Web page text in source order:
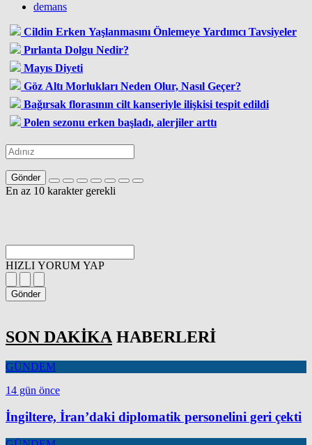
demans
Cildin Erken Yaşlanmasını Önlemeye Yardımcı Tavsiyeler
Pırlanta Dolgu Nedir?
Mayıs Diyeti
Göz Altı Morlukları Neden Olur, Nasıl Geçer?
Bağırsak florasının cilt kanseriyle ilişkisi tespit edildi
Polen sezonu erken başladı, alerjiler arttı
Gönder
En az 10 karakter gerekli
HIZLI YORUM YAP
Gönder
SON DAKİKA HABERLERİ
GÜNDEM
14 gün önce
İngiltere, İran’daki diplomatik personelini geri çekti